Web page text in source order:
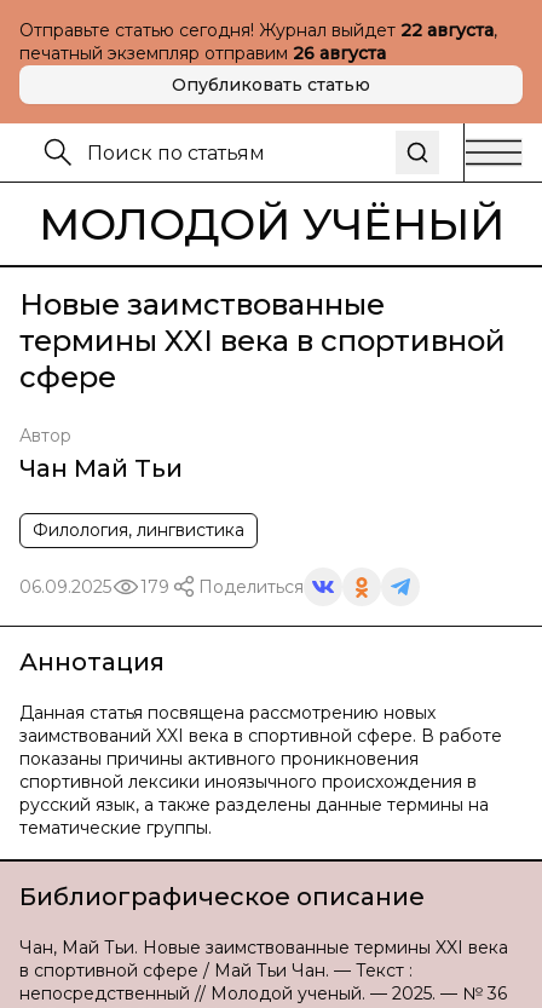
Отправьте статью сегодня! Журнал выйдет 22 августа,
печатный экземпляр отправим 26 августа
Опубликовать статью
МОЛОДОЙ УЧЁНЫЙ
Новые заимствованные
термины XXI века в спортивной
сфере
Автор
Чан Май Тьи
Филология, лингвистика
06.09.2025 179 Поделиться
Аннотация
Данная статья посвящена рассмотрению новых
заимствований XXI века в спортивной сфере. В работе
показаны причины активного проникновения
спортивной лексики иноязычного происхождения в
русский язык, а также разделены данные термины на
тематические группы.
Библиографическое описание
Чан, Май Тьи. Новые заимствованные термины XXI века
в спортивной сфере / Май Тьи Чан. — Текст :
непосредственный // Молодой ученый. — 2025. — № 36